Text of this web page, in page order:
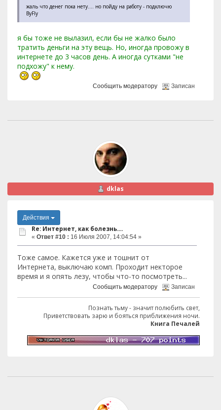
жаль что денег пока нету.... но пойду на работу - подключю
ByFly
я бы тоже не вылазил, если бы не жалко было
тратить деньги на эту вещь. Но, иногда провожу в
интернете до 3 часов день. А иногда сутками "не
подхожу" к нему.
Сообщить модератору Записан
dklas
Действия
Re: Интернет, как болезнь....
« Ответ #10 : 16 Июля 2007, 14:04:54 »
Тоже самое. Кажется уже и тошнит от
Интернета, выключаю комп. Проходит некторое
время и я опять лезу, чтобы что-то посмотреть...
Сообщить модератору Записан
Познать тьму - значит полюбить свет,
Приветствовать зарю и бояться приближения ночи.
Книга Печалей